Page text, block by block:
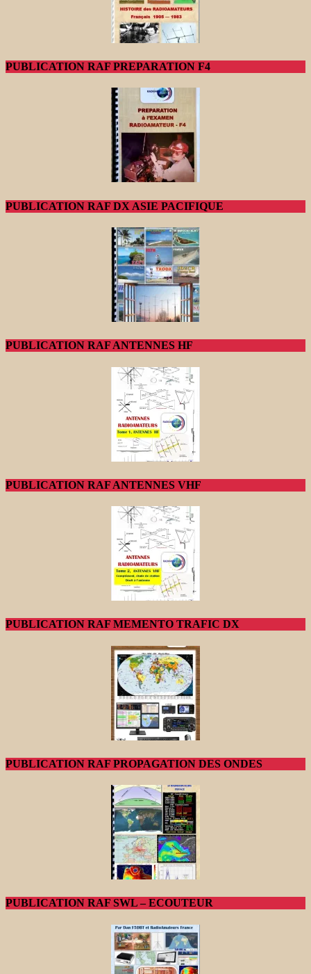
PUBLICATION RAF PREPARATION F4
PUBLICATION RAF DX ASIE PACIFIQUE
PUBLICATION RAF ANTENNES HF
PUBLICATION RAF ANTENNES VHF
PUBLICATION RAF MEMENTO TRAFIC DX
PUBLICATION RAF PROPAGATION DES ONDES
PUBLICATION RAF SWL – ECOUTEUR